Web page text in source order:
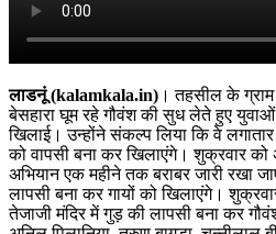
लाडनूं (kalamkala.in) । तहसील के
बेसहारा घूम रहे गौवंश की सुध लेते हुए
खिलाई। उन्होंने संकल्प लिया कि वे
को वापसी बना कर खिलाएंगे। शुक्रवार
अभियान एक महीने तक बराबर जारी रखा
लापसी बना कर गायों को खिलाएंगे।
तेजाजी मंदिर में गुड़ की लापसी बना कर